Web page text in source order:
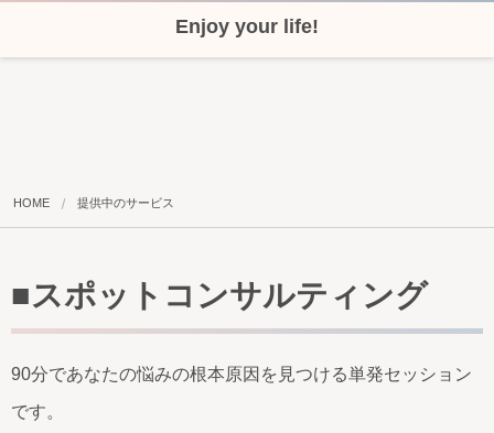
Enjoy your life!
HOME 提供中のサービス
■スポットコンサルティング
90分であなたの悩みの根本原因を見つける単発セッション
です。